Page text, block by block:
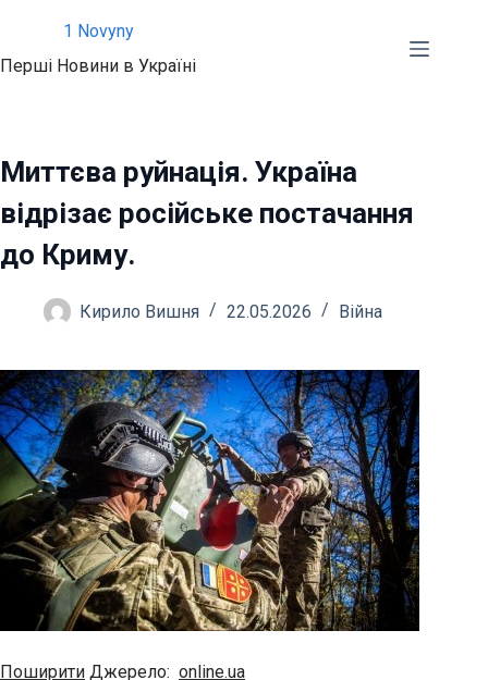
вмісту
1 Novyny
Перші Новини в Україні
Миттєва руйнація. Україна
відрізає російське постачання
до Криму.
Кирило Вишня 22.05.2026 Війна
Поширити Джерело: online.ua